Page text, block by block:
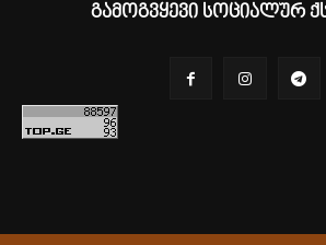
გამოგვყევი სოციალურ